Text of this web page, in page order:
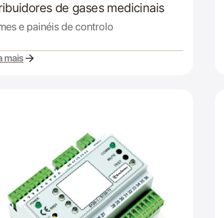
de gases medicinais
e painéis de controlo
mais